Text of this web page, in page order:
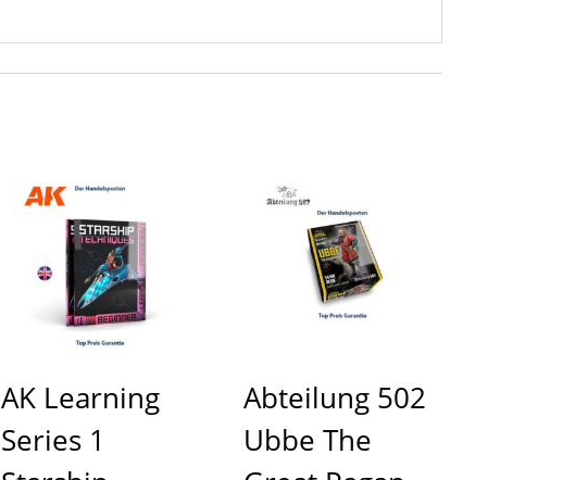
AK Learning
Series 1
Abteilung 502
Ubbe The